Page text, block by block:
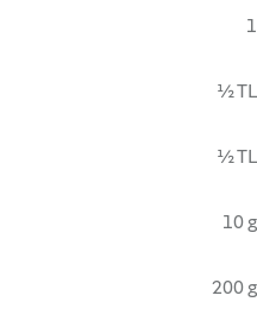
1
½ TL
½ TL
10 g
200 g